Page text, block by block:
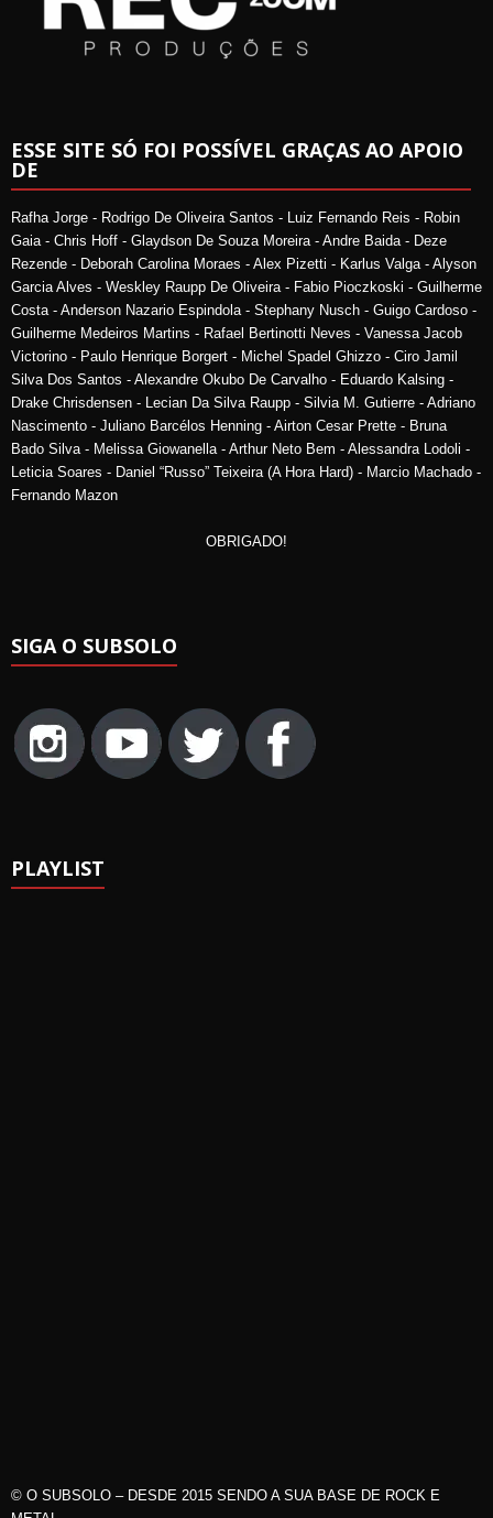
ESSE SITE SÓ FOI POSSÍVEL GRAÇAS AO APOIO
DE
Rafha Jorge - Rodrigo De Oliveira Santos - Luiz Fernando Reis - Robin
Gaia - Chris Hoff - Glaydson De Souza Moreira - Andre Baida - Deze
Rezende - Deborah Carolina Moraes - Alex Pizetti - Karlus Valga - Alyson
Garcia Alves - Weskley Raupp De Oliveira - Fabio Pioczkoski - Guilherme
Costa - Anderson Nazario Espindola - Stephany Nusch - Guigo Cardoso -
Guilherme Medeiros Martins - Rafael Bertinotti Neves - Vanessa Jacob
Victorino - Paulo Henrique Borgert - Michel Spadel Ghizzo - Ciro Jamil
Silva Dos Santos - Alexandre Okubo De Carvalho - Eduardo Kalsing -
Drake Chrisdensen - Lecian Da Silva Raupp - Silvia M. Gutierre - Adriano
Nascimento - Juliano Barcélos Henning - Airton Cesar Prette - Bruna
Bado Silva - Melissa Giowanella - Arthur Neto Bem - Alessandra Lodoli -
Leticia Soares - Daniel “Russo” Teixeira (A Hora Hard) - Marcio Machado -
Fernando Mazon
OBRIGADO!
SIGA O SUBSOLO
PLAYLIST
© O SUBSOLO – DESDE 2015 SENDO A SUA BASE DE ROCK E